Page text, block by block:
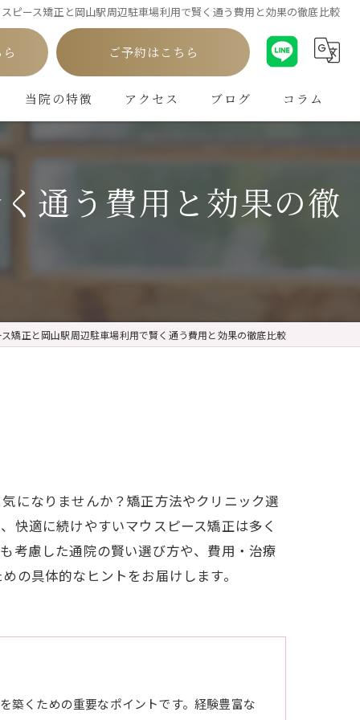
ピース矯正と岡山駅周辺駐車場利用で賢く通う費用と効果の徹底比較
ご予約はこちら
当院の特徴
インプラント
アクセス ブログ コラム
通う費用と効果の徹
矯正と岡山駅周辺駐車場利用で賢く通う費用と効果の徹底比較
になりませんか？矯正方法やクリニック選
快適に続けやすいマウスピース矯正は多く
考慮した通院の賢い選び方や、費用・治療
の具体的なヒントをお届けします。
築くための重要なポイントです。経験豊富な